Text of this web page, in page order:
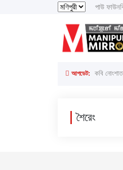
পাউ
সগোলসেন, ৬ অগাস্ট ২০২৬ ইং
আপডেট:
কবি
শৈরেং